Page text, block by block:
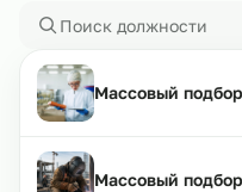
Массовый
Массовый